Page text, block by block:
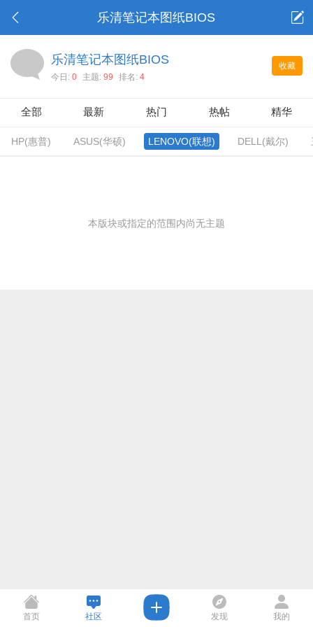
乐清笔记本图纸BIOS
收藏
乐清笔记本图纸BIOS
今日: 0 主题: 99 排名: 4
全部 最新 热门 热帖 精华
HP(惠普) ASUS(华硕) LENOVO(联想) DELL(戴尔)
本版块或指定的范围内尚无主题
首页 社区 发现 我的